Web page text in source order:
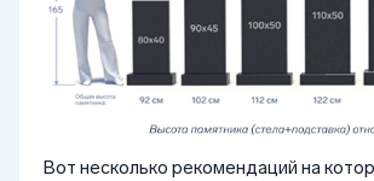
Вот несколько рекомендаций на